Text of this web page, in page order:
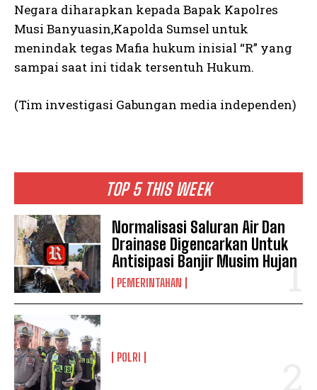
TOP 5 THIS WEEK
Normalisasi Saluran Air Dan
Drainase Digencarkan Untuk
Antisipasi Banjir Musim Hujan
PEMERINTAHAN
POLRI
Negara diharapkan kepada Bapak Kapolres
Musi Banyuasin,Kapolda Sumsel untuk
menindak tegas Mafia hukum inisial “R” yang
sampai saat ini tidak tersentuh Hukum.
(Tim investigasi Gabungan media independen)